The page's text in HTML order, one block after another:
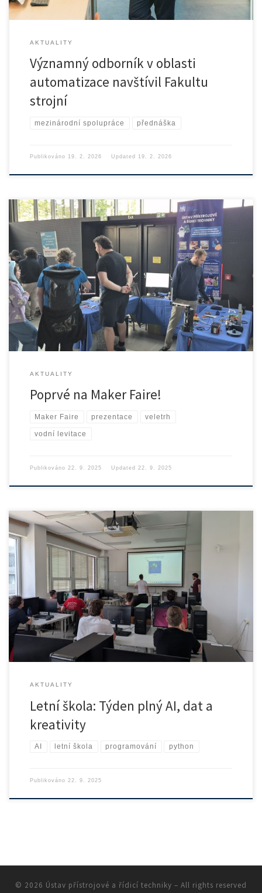
AKTUALITY
Významný odborník v oblasti
automatizace navštívil Fakultu
strojní
mezinárodní spolupráce přednáška
Publikováno 19. 2. 2026 Updated 19. 2. 2026
Náš Ústav přístrojové a řídicí techniky Fakulty strojní ČVUT se […]
AKTUALITY
Poprvé na Maker Faire!
Maker Faire prezentace veletrh
vodní levitace
Publikováno 22. 9. 2025 Updated 22. 9. 2025
Ve druhé polovině letních prázdnin od 11. do 15. 8. […]
AKTUALITY
Letní škola: Týden plný AI, dat a
kreativity
AI letní škola programování python
Publikováno 22. 9. 2025
© 2026 Ústav přístrojové a řídicí techniky – All rights reserved